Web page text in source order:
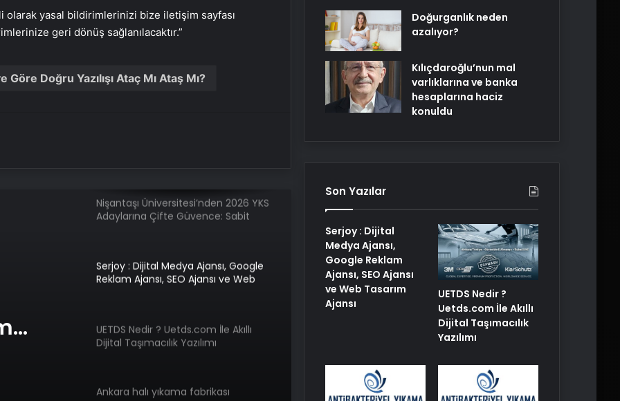
olarak yasal bildirimlerinizi bize iletişim sayfası
geri dönüş sağlanılacaktır.”
Göre Doğru Yazılışı Ataç Mı Ataş Mı?
Bigo Elmas Bayi – Güvenli, Hızlı ve
Uygun Fiyatlı Elmas Satın Almanın
Yeni Adresi
Datahost İle Güvenilir Sunucu
Nişantaşı Üniversitesi’nden 2026 YKS
Adaylarına Çifte Güvence: Sabit
Serjoy : Dijital Medya Ajansı, Google
Reklam Ajansı, SEO Ajansı ve Web
UETDS Nedir ? Uetds.com İle Akıllı
Dijital Taşımacılık Yazılımı
Ankara halı yıkama fabrikası
Doğurganlık neden
azalıyor?
Kılıçdaroğlu’nun mal
varlıklarına ve banka
hesaplarına haciz
konuldu
Son Yazılar
Serjoy : Dijital
Medya Ajansı,
Google Reklam
Ajansı, SEO Ajansı
ve Web Tasarım
Ajansı
UETDS Nedir ?
Uetds.com İle Akıllı
Dijital Taşımacılık
Yazılımı